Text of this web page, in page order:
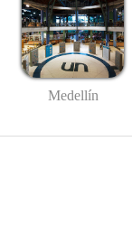
Medellín